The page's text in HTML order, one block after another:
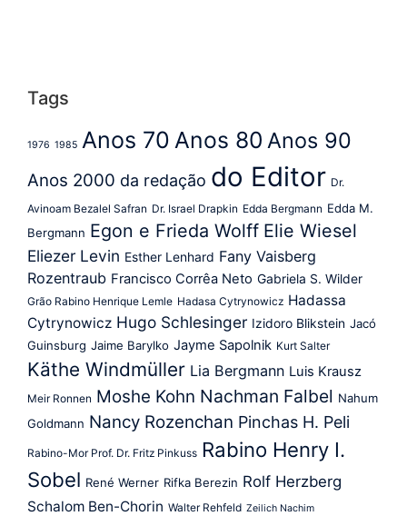
Tags
1976 1985 Anos 70 Anos 80 Anos 90
Anos 2000 da redação do Editor Dr.
Avinoam Bezalel Safran Dr. Israel Drapkin Edda Bergmann Edda M.
Bergmann Egon e Frieda Wolff Elie Wiesel
Eliezer Levin Esther Lenhard Fany Vaisberg
Rozentraub Francisco Corrêa Neto Gabriela S. Wilder
Grão Rabino Henrique Lemle Hadasa Cytrynowicz Hadassa
Cytrynowicz Hugo Schlesinger Izidoro Blikstein Jacó
Guinsburg Jaime Barylko Jayme Sapolnik Kurt Salter
Käthe Windmüller Lia Bergmann Luis Krausz
Meir Ronnen Moshe Kohn Nachman Falbel Nahum
Goldmann Nancy Rozenchan Pinchas H. Peli
Rabino-Mor Prof. Dr. Fritz Pinkuss Rabino Henry I.
Sobel René Werner Rifka Berezin Rolf Herzberg
Schalom Ben-Chorin Walter Rehfeld Zeilich Nachim